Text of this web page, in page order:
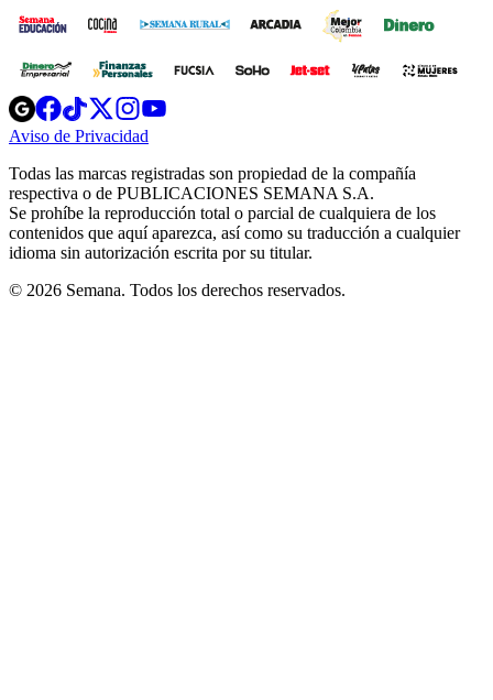
Opens
in
new
Opens
in
new
Opens
in
new
window
Opens
new
windowwindow
Aviso de Privacidad
new
window
Todas las marcas registradas son propiedad de la compañía
respectiva o de PUBLICACIONES SEMANA S.A.
Se prohíbe la reproducción total o parcial de cualquiera de los
contenidos que aquí aparezca, así como su traducción a cualquier
idioma sin autorización escrita por su titular.
© 2026 Semana. Todos los derechos reservados.